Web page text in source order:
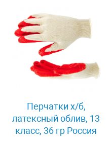
Перчатки х/б,
латексный облив, 13
класс, 36 гр Россия